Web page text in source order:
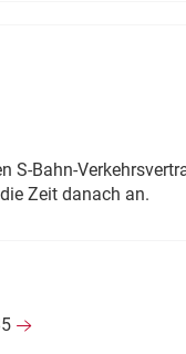
S-Bahn-
Zeit danach an.